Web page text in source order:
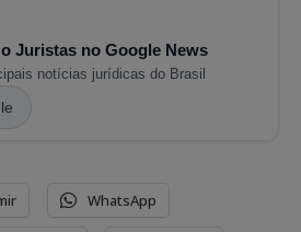
Juristas no Google News
notícias jurídicas do Brasil
WhatsApp